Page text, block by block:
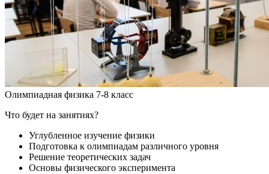
Олимпиадная физика 7-8 класс
Что будет на занятиях?
Углубленное изучение физики
Подготовка к олимпиадам различного уровня
Решение теоретических задач
Основы физического эксперимента